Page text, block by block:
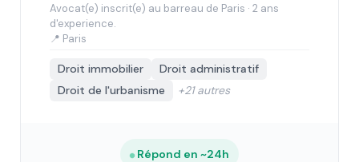
Avocat(e) inscrit(e) au barreau de Paris · 2 ans
d'experience.
📍 Paris
Droit immobilier
Droit administratif
Droit de l'urbanisme
+21 autres
Répond en ~24h